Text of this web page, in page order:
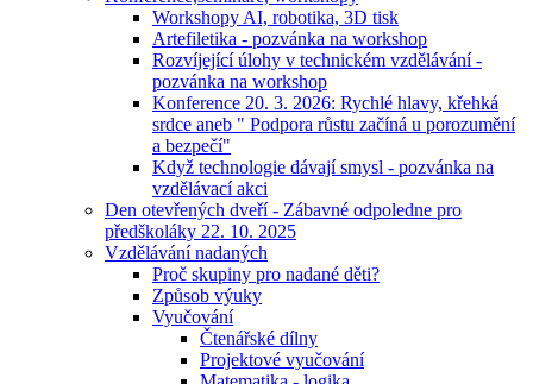
Workshopy AI, robotika, 3D tisk
Artefiletika - pozvánka na workshop
Rozvíjející úlohy v technickém vzdělávání -
pozvánka na workshop
Konference 20. 3. 2026: Rychlé hlavy, křehká
srdce aneb " Podpora růstu začíná u porozumění
a bezpečí"
Když technologie dávají smysl - pozvánka na
vzdělávací akci
Den otevřených dveří - Zábavné odpoledne pro
předškoláky 22. 10. 2025
Vzdělávání nadaných
Proč skupiny pro nadané děti?
Způsob výuky
Vyučování
Čtenářské dílny
Projektové vyučování